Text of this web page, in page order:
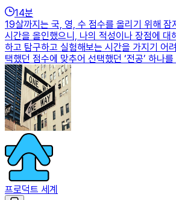
14분
19살까지는 국, 영, 수 점수를 올리기 위해 잠
시간을 올인했으니, 나의 적성이나 장점에 대
하고 탐구하고 실험해보는 시간을 가지기 어
택했던 점수에 맞추어 선택했던 ‘전공’ 하나
프로덕트 세계